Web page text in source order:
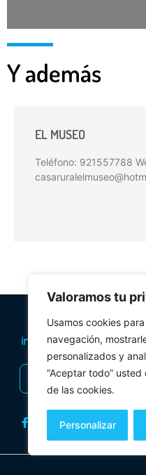
Valoramos tu
Usamos cookies
navegación,
personalizados y
“Aceptar todo”
de las cookies.
Personalizar
Y además
EL MUSEO
Teléfono: 921557788
INSCRIBIRSE AL